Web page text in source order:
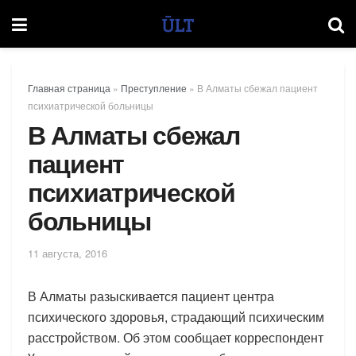
Главная страница » Преступление » В Алматы сбежал пациент
психиатрической больницы
В Алматы сбежал
пациент
психиатрической
больницы
11 августа, 2016
В Алматы разыскивается пациент центра
психического здоровья, страдающий психическим
расстройством. Об этом сообщает корреспондент